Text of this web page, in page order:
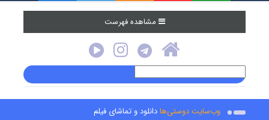
مشاهده فهرست
وب‌سایت دوستی‌هادانلود و تماشای فیلم